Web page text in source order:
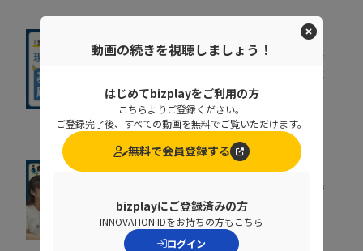
14:29
基幹システムの刷新が進
理で手戻りを防ぐポ...
コベルコシステム株式会社
07:35
組織が育たない本当の理
由。 売上の成長ポイン
トを可視化するKPI...
ポーターズ株式会社
動画の続きを視聴しましょう！
はじめてbizplayをご利用の方
こちらよりご登録ください。
ご登録完了後、すべての動画を無料でご覧いただけます。
無料で会員登録する
bizplayにご登録済みの方
INNOVATION IDをお持ちの方もこちら
ログイン